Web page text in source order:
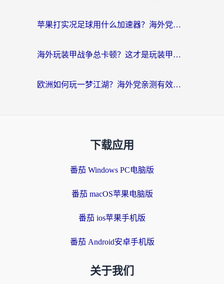
苹果打实况足球用什么加速器？海外党亲测有效的国服游戏加速指南
海外玩装甲战争总卡顿？这才是玩装甲战争最好的加速器（附马来西亚玩重装上阵攻略）
欧洲如何玩一梦江湖？海外党亲测有效的国服游戏加速指南
下载应用
番茄 Windows PC电脑版
番茄 macOS苹果电脑版
番茄 ios苹果手机版
番茄 Android安卓手机版
关于我们